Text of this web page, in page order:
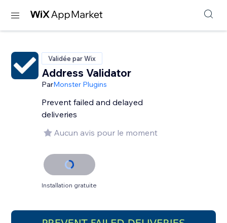
Validée par Wix
Address Validator
ParMonster Plugins
Prevent failed and delayed
deliveries
Aucun avis pour le moment
Installation gratuite